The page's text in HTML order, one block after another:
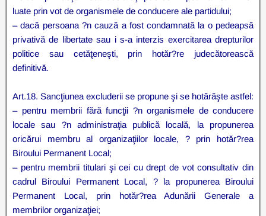
luate prin vot de organismele de conducere ale partidului;
– dacă persoana ?n cauză a fost condamnată la o pedeapsă
privativă de libertate sau i s-a interzis exercitarea drepturilor
politice sau cetăţeneşti, prin hotăr?re judecătorească
definitivă.
Art.18. Sancţiunea excluderii se propune şi se hotărăşte astfel:
– pentru membrii fără funcţii ?n organismele de conducere
locale sau ?n administraţia publică locală, la propunerea
oricărui membru al organizaţiilor locale, ? prin hotăr?rea
Biroului Permanent Local;
– pentru membrii titulari şi cei cu drept de vot consultativ din
cadrul Biroului Permanent Local, ? la propunerea Biroului
Permanent Local, prin hotăr?rea Adunării Generale a
membrilor organizaţiei;